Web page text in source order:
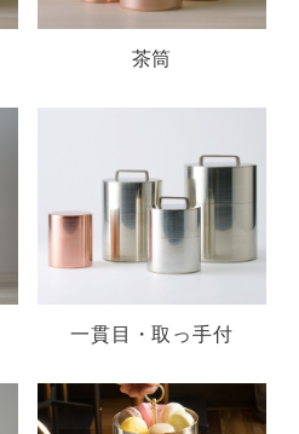
茶筒
一貫目・取っ手付